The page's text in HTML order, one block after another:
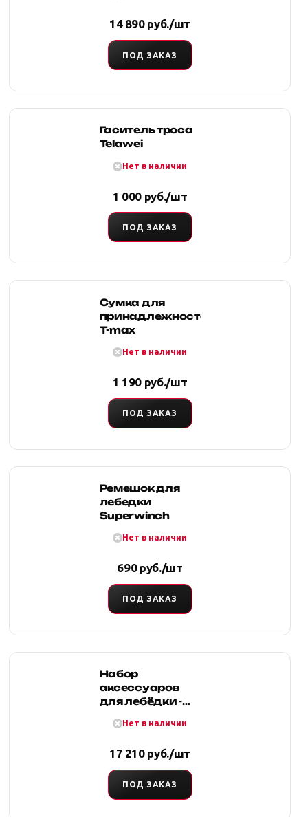
14 890 руб./шт
ПОД ЗАКАЗ
Гаситель троса
Telawei
Нет в наличии
1 000 руб./шт
ПОД ЗАКАЗ
Сумка для
принадлежностей
T-max
Нет в наличии
1 190 руб./шт
ПОД ЗАКАЗ
Ремешок для
лебедки
Superwinch
Нет в наличии
690 руб./шт
ПОД ЗАКАЗ
Набор
аксессуаров
для лебёдки -
лебедок DV-
light, Seal
12.5/12.5s/12
Нет в наличии
17 210 руб./шт
ПОД ЗАКАЗ